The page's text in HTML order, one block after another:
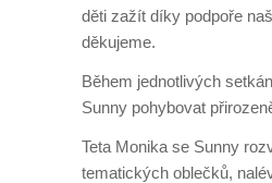
děti zažít díky podpoře
děkujeme.
Během jednotlivých
Sunny pohybovat
Teta Monika se Sunny
tematických oblečků,